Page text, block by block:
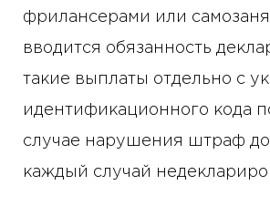
фрилансерами или
вводится обязанность
такие выплаты отдельно с
идентификационного кода
случае нарушения штраф
каждый случай